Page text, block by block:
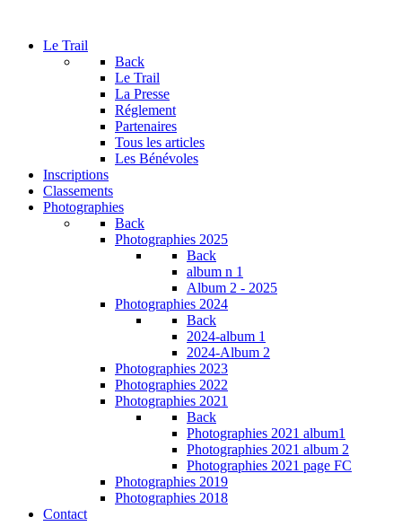
Le Trail
Back
Le Trail
La Presse
Réglement
Partenaires
Tous les articles
Les Bénévoles
Inscriptions
Classements
Photographies
Back
Photographies 2025
Back
album n 1
Album 2 - 2025
Photographies 2024
Back
2024-album 1
2024-Album 2
Photographies 2023
Photographies 2022
Photographies 2021
Back
Photographies 2021 album1
Photographies 2021 album 2
Photographies 2021 page FC
Photographies 2019
Photographies 2018
Contact